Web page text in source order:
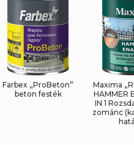
Farbex „ProBeton”
beton festék
Maxima
HAMMER
IN 1
zománc